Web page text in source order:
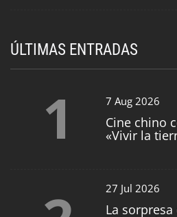
ÚLTIMAS ENTRADAS
1 7 Aug 2026
Cine chino
«Vivir la
27 Jul 2026
La